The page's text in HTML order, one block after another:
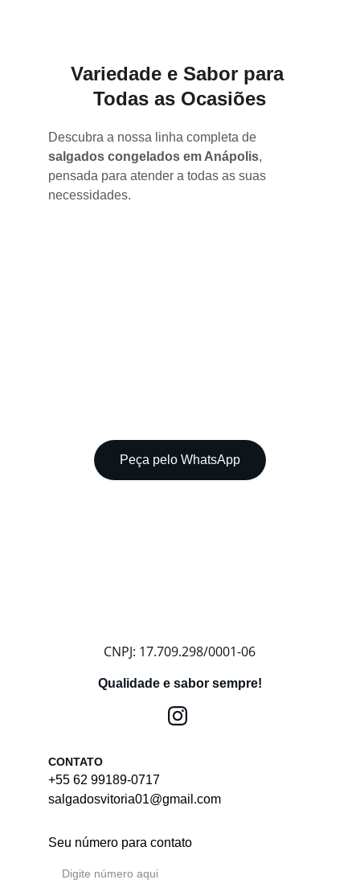
Variedade e Sabor para
Todas as Ocasiões
Descubra a nossa linha completa de
salgados congelados em Anápolis,
pensada para atender a todas as suas
necessidades.
Peça pelo WhatsApp
CNPJ: 17.709.298/0001-06
CONTATO
salgadosvitoria01@gmail.com
+55 62 99189-0717
Seu número para contato
Qualidade e sabor sempre!